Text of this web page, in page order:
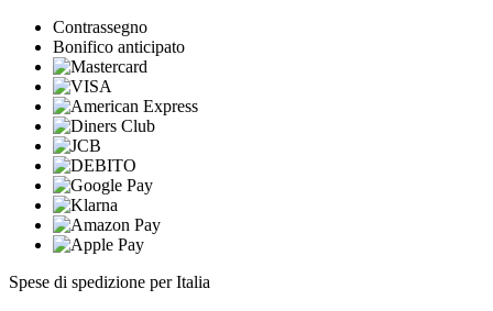
Contrassegno
Bonifico anticipato
Spese di spedizione per Italia